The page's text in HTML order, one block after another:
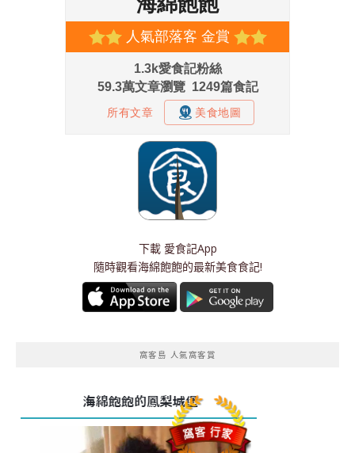
下載 愛食記App
隨時觀看海綿飽飽的最新美食食記!
窩客島 人氣窩客賞